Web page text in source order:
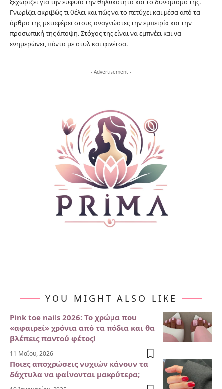
ξεχωρίζει για την ευφυΐα την θηλυκότητα και το δυναμισμό της.
Γνωρίζει ακριβώς τι θέλει και πώς να το πετύχει και μέσα από τα
άρθρα της μεταφέρει στους αναγνώστες την εμπειρία και την
προσωπική της άποψη. Στόχος της είναι να εμπνέει και να
ενημερώνει, πάντα με στυλ και φινέτσα.
- Advertisement -
YOU MIGHT ALSO LIKE
Pink toe nails 2026: Το χρώμα που
«αφαιρεί» χρόνια από τα πόδια και θα
βλέπεις παντού φέτος!
11 Μαΐου, 2026
Ποιες αποχρώσεις νυχιών κάνουν τα
δάχτυλα να φαίνονται μακρύτερα;